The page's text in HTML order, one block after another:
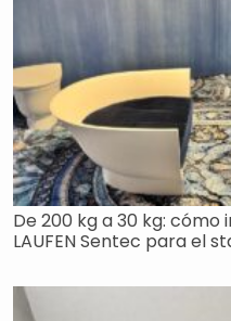
De 200 kg a 30 kg:
LAUFEN Sentec para el